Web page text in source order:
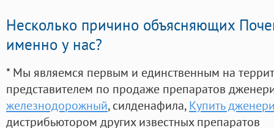
Несколько причино объясняющих
именно у нас?
* Мы являемся первым и единственным на
представителем по продаже препаратов
железнодорожный, силденафила, Купить
дистрибьютором других известных препаратов